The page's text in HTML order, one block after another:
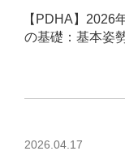
日:【PDHA】2026
の基礎：基本姿
投
2026.04.17